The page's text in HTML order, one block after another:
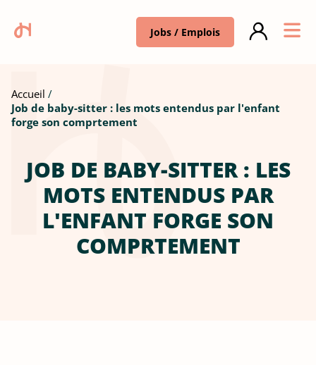
Jobs / Emplois
Accueil
Job de baby-sitter : les mots entendus par l'enfant
forge son comprtement
JOB DE BABY-SITTER : LES
MOTS ENTENDUS PAR
L'ENFANT FORGE SON
COMPRTEMENT